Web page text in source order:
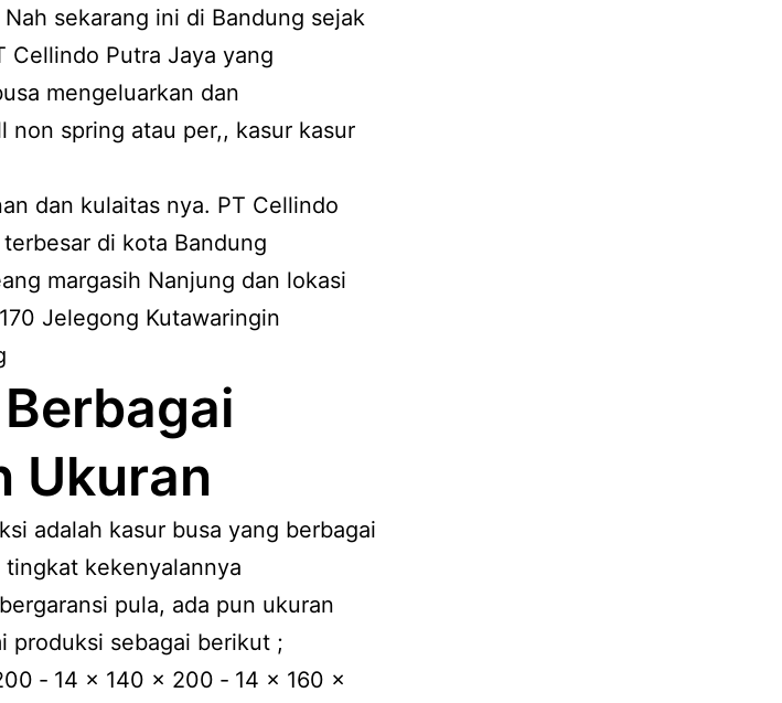
sekarang ini di Bandung sejak
Cellindo Putra Jaya yang
mengeluarkan dan
non spring atau per,, kasur kasur
dan kulaitas nya. PT Cellindo
di kota Bandung
margasih Nanjung dan lokasi
Jelegong Kutawaringin
Ukuran
adalah kasur busa yang berbagai
kekenyalannya
pula, ada pun ukuran
produksi sebagai berikut ;
‐ 14 x 140 x 200 ‐ 14 x 160 x